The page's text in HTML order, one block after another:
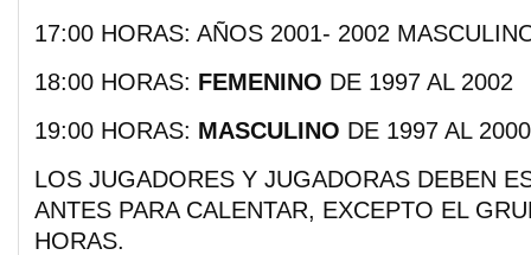
17:00 HORAS: AÑOS 2001- 2002
18:00 HORAS: FEMENINO DE 1997 AL 2002
19:00 HORAS: MASCULINO DE 1997 AL 2000
LOS JUGADORES Y JUGADORAS DEBEN
ANTES PARA CALENTAR, EXCEPTO EL
HORAS.